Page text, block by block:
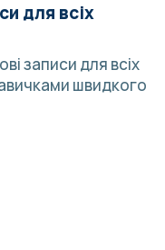
для всіх
записи для всіх
швидкого